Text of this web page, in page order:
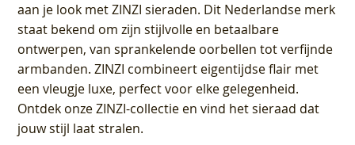
aan je look met ZINZI sieraden. Dit Nederlandse merk
staat bekend om zijn stijlvolle en betaalbare
ontwerpen, van sprankelende oorbellen tot verfijnde
armbanden. ZINZI combineert eigentijdse flair met
een vleugje luxe, perfect voor elke gelegenheid.
Ontdek onze ZINZI-collectie en vind het sieraad dat
jouw stijl laat stralen.